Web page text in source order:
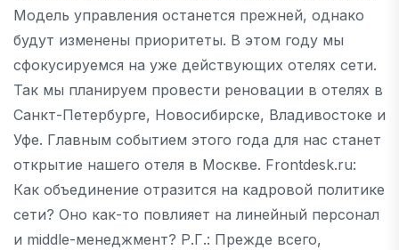
Модель управления останется прежней, однако
будут изменены приоритеты. В этом году мы
сфокусируемся на уже действующих отелях сети.
Так мы планируем провести реновации в отелях в
Санкт-Петербурге, Новосибирске, Владивостоке и
Уфе. Главным событием этого года для нас станет
открытие нашего отеля в Москве. Frontdesk.ru:
Как объединение отразится на кадровой политике
сети? Оно как-то повлияет на линейный персонал
и middle-менеджмент? Р.Г.: Прежде всего,